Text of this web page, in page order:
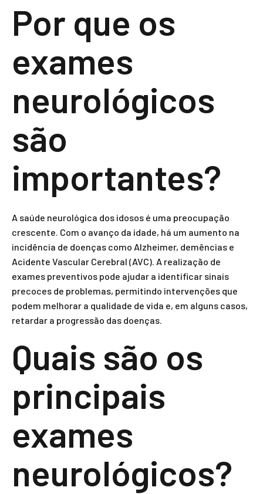
Por que os
exames
neurológicos
são
importantes?
A saúde neurológica dos idosos é uma preocupação
crescente. Com o avanço da idade, há um aumento na
incidência de doenças como Alzheimer, demências e
Acidente Vascular Cerebral (AVC). A realização de
exames preventivos pode ajudar a identificar sinais
precoces de problemas, permitindo intervenções que
podem melhorar a qualidade de vida e, em alguns casos,
retardar a progressão das doenças.
Quais são os
principais
exames
neurológicos?